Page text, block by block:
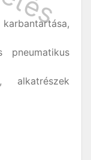
pneumatikus
alkatrészek